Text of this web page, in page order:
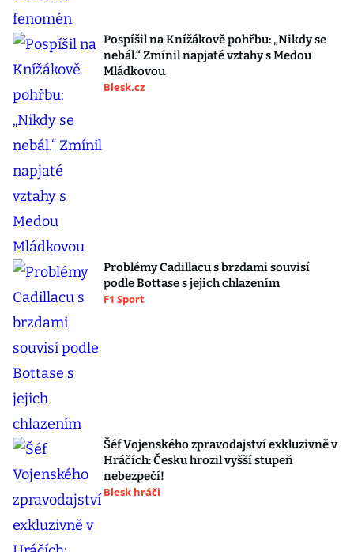
Pospíšil na Knížákově pohřbu: „Nikdy se
nebál.“ Zmínil napjaté vztahy s Medou
Mládkovou
Blesk.cz
Problémy Cadillacu s brzdami souvisí
podle Bottase s jejich chlazením
F1 Sport
Šéf Vojenského zpravodajství exkluzivně v
Hráčích: Česku hrozil vyšší stupeň
nebezpečí!
Blesk hráči